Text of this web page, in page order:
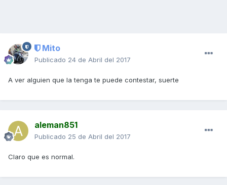
Mito
Publicado 24 de Abril del 2017
A ver alguien que la tenga te puede contestar, suerte
aleman851
Publicado 25 de Abril del 2017
Claro que es normal.